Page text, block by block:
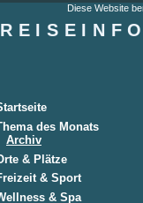
Diese Website
REISEINFO
des Monats
Archiv
& Plätze
& Sport
& Spa